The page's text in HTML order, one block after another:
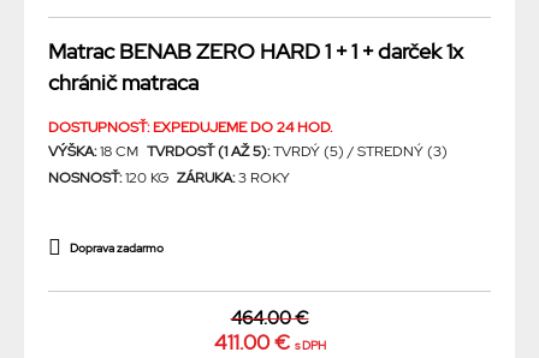
Matrac BENAB ZERO HARD 1 + 1 + darček 1x
chránič matraca
DOSTUPNOSŤ: EXPEDUJEME DO 24 HOD.
VÝŠKA:18 CM TVRDOSŤ (1 AŽ 5):TVRDÝ (5) / STREDNÝ (3)
NOSNOSŤ:120 KG ZÁRUKA:3 ROKY
Doprava zadarmo
464.00 €
411.00 € s DPH